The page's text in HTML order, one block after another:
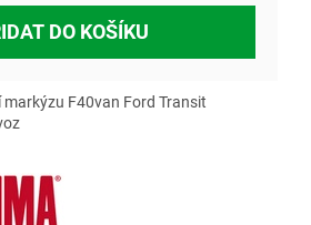
DO KOŠÍKU
F40van Ford Transit